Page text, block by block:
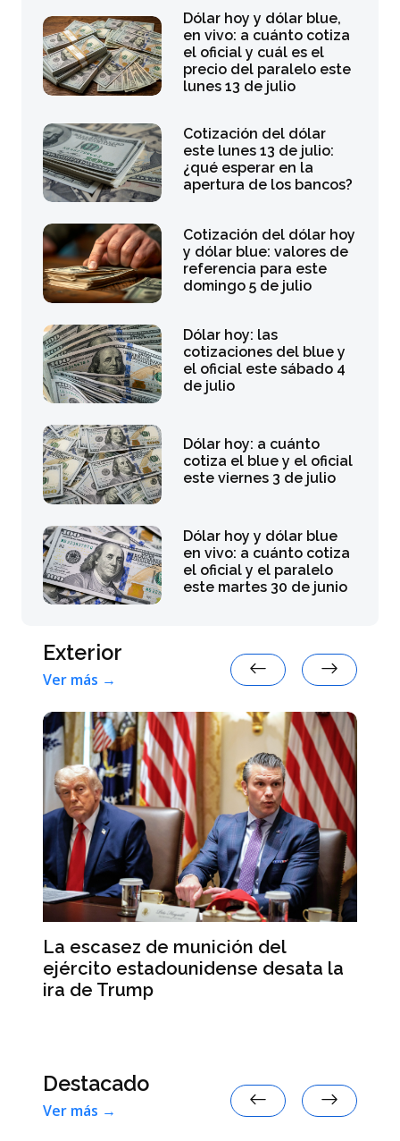
Dólar hoy y dólar blue,
en vivo: a cuánto cotiza
el oficial y cuál es el
precio del paralelo este
lunes 13 de julio
Cotización del dólar
este lunes 13 de julio:
¿qué esperar en la
apertura de los bancos?
Cotización del dólar hoy
y dólar blue: valores de
referencia para este
domingo 5 de julio
Dólar hoy: las
cotizaciones del blue y
el oficial este sábado 4
de julio
Dólar hoy: a cuánto
cotiza el blue y el oficial
este viernes 3 de julio
Dólar hoy y dólar blue
en vivo: a cuánto cotiza
el oficial y el paralelo
este martes 30 de junio
Exterior
Ver más →
La escasez de munición del
ejército estadounidense desata la
ira de Trump
Destacado
Ver más →